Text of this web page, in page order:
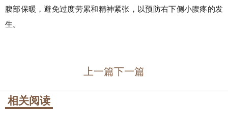
腹部保暖，避免过度劳累和精神紧张，以预防右下侧小腹疼的发
生。
上一篇下一篇
相关阅读